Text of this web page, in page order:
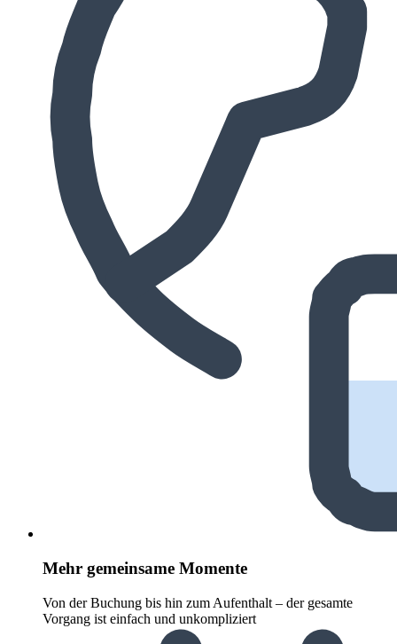
Mehr gemeinsame Momente
Von der Buchung bis hin zum Aufenthalt – der gesamte
Vorgang ist einfach und unkompliziert